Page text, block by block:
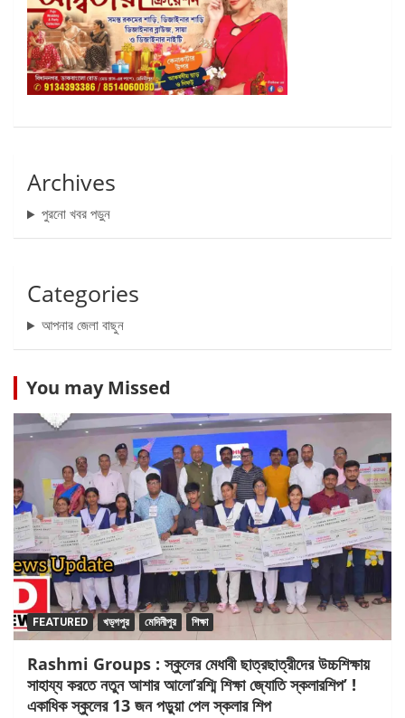
Archives
পুরনো খবর পড়ুন
Categories
আপনার জেলা বাছুন
You may Missed
FEATURED খড়্গপুর মেদিনীপুর শিক্ষা
Rashmi Groups : স্কুলের মেধাবী ছাত্রছাত্রীদের উচ্চশিক্ষায়
সাহায্য করতে নতুন আশার আলো’রশ্মি শিক্ষা জ্যোতি স্কলারশিপ’ !
একাধিক স্কুলের 13 জন পড়ুয়া পেল স্কলার শিপ